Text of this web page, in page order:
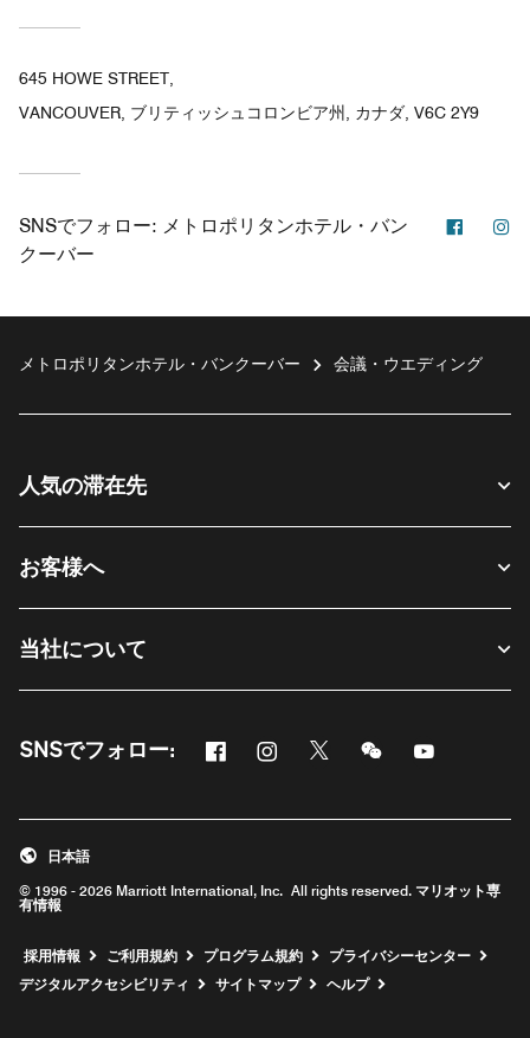
645 HOWE STREET,
VANCOUVER, ブリティッシュコロンビア州, カナダ, V6C 2Y9
SNSでフォロー: メトロポリタンホテル・バン
クーバー
メトロポリタンホテル・バンクーバー 会議・ウエディング
人気の滞在先
お客様へ
当社について
SNSでフォロー: Facebook
新しいウィンドウで開く
Instagram
新しいウィンドウで開く
Twitter
新しいウィンドウで開く
Messenger
新しいウィンドウ
新しいウィ
© 1996 - 2026 Marriott International, Inc. All rights reserved. マリオット専
有情報
日本語
採用情報 新しいウィンドウで開く
ご利用規約 プログラム規約
プライバシーセンター
デジタルアクセシビリティ
サイトマップ ヘルプ